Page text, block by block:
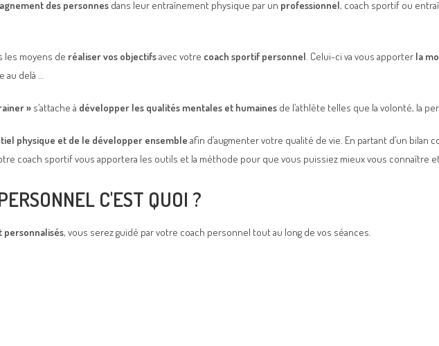
des personnes dans leur entraînement physique par un professionnel, coach sportif ou
les moyens de réaliser vos objectifsavec votre coach sportif personnel. Celui-ci va vous apporter la
au delà …
» s’attache à développer les qualités mentales et humaines de l’athlète telles que la volonté, la
physique et de le développer ensemble afin d’augmenter votre qualité de vie. En partant d’un
coach sportif vous apportera les outils et la méthode pour que vous puissiez mieux vous connaître
C'EST QUOI ?
personnalisés, vous serez guidé par votre coach personnel tout au long de vos séances.